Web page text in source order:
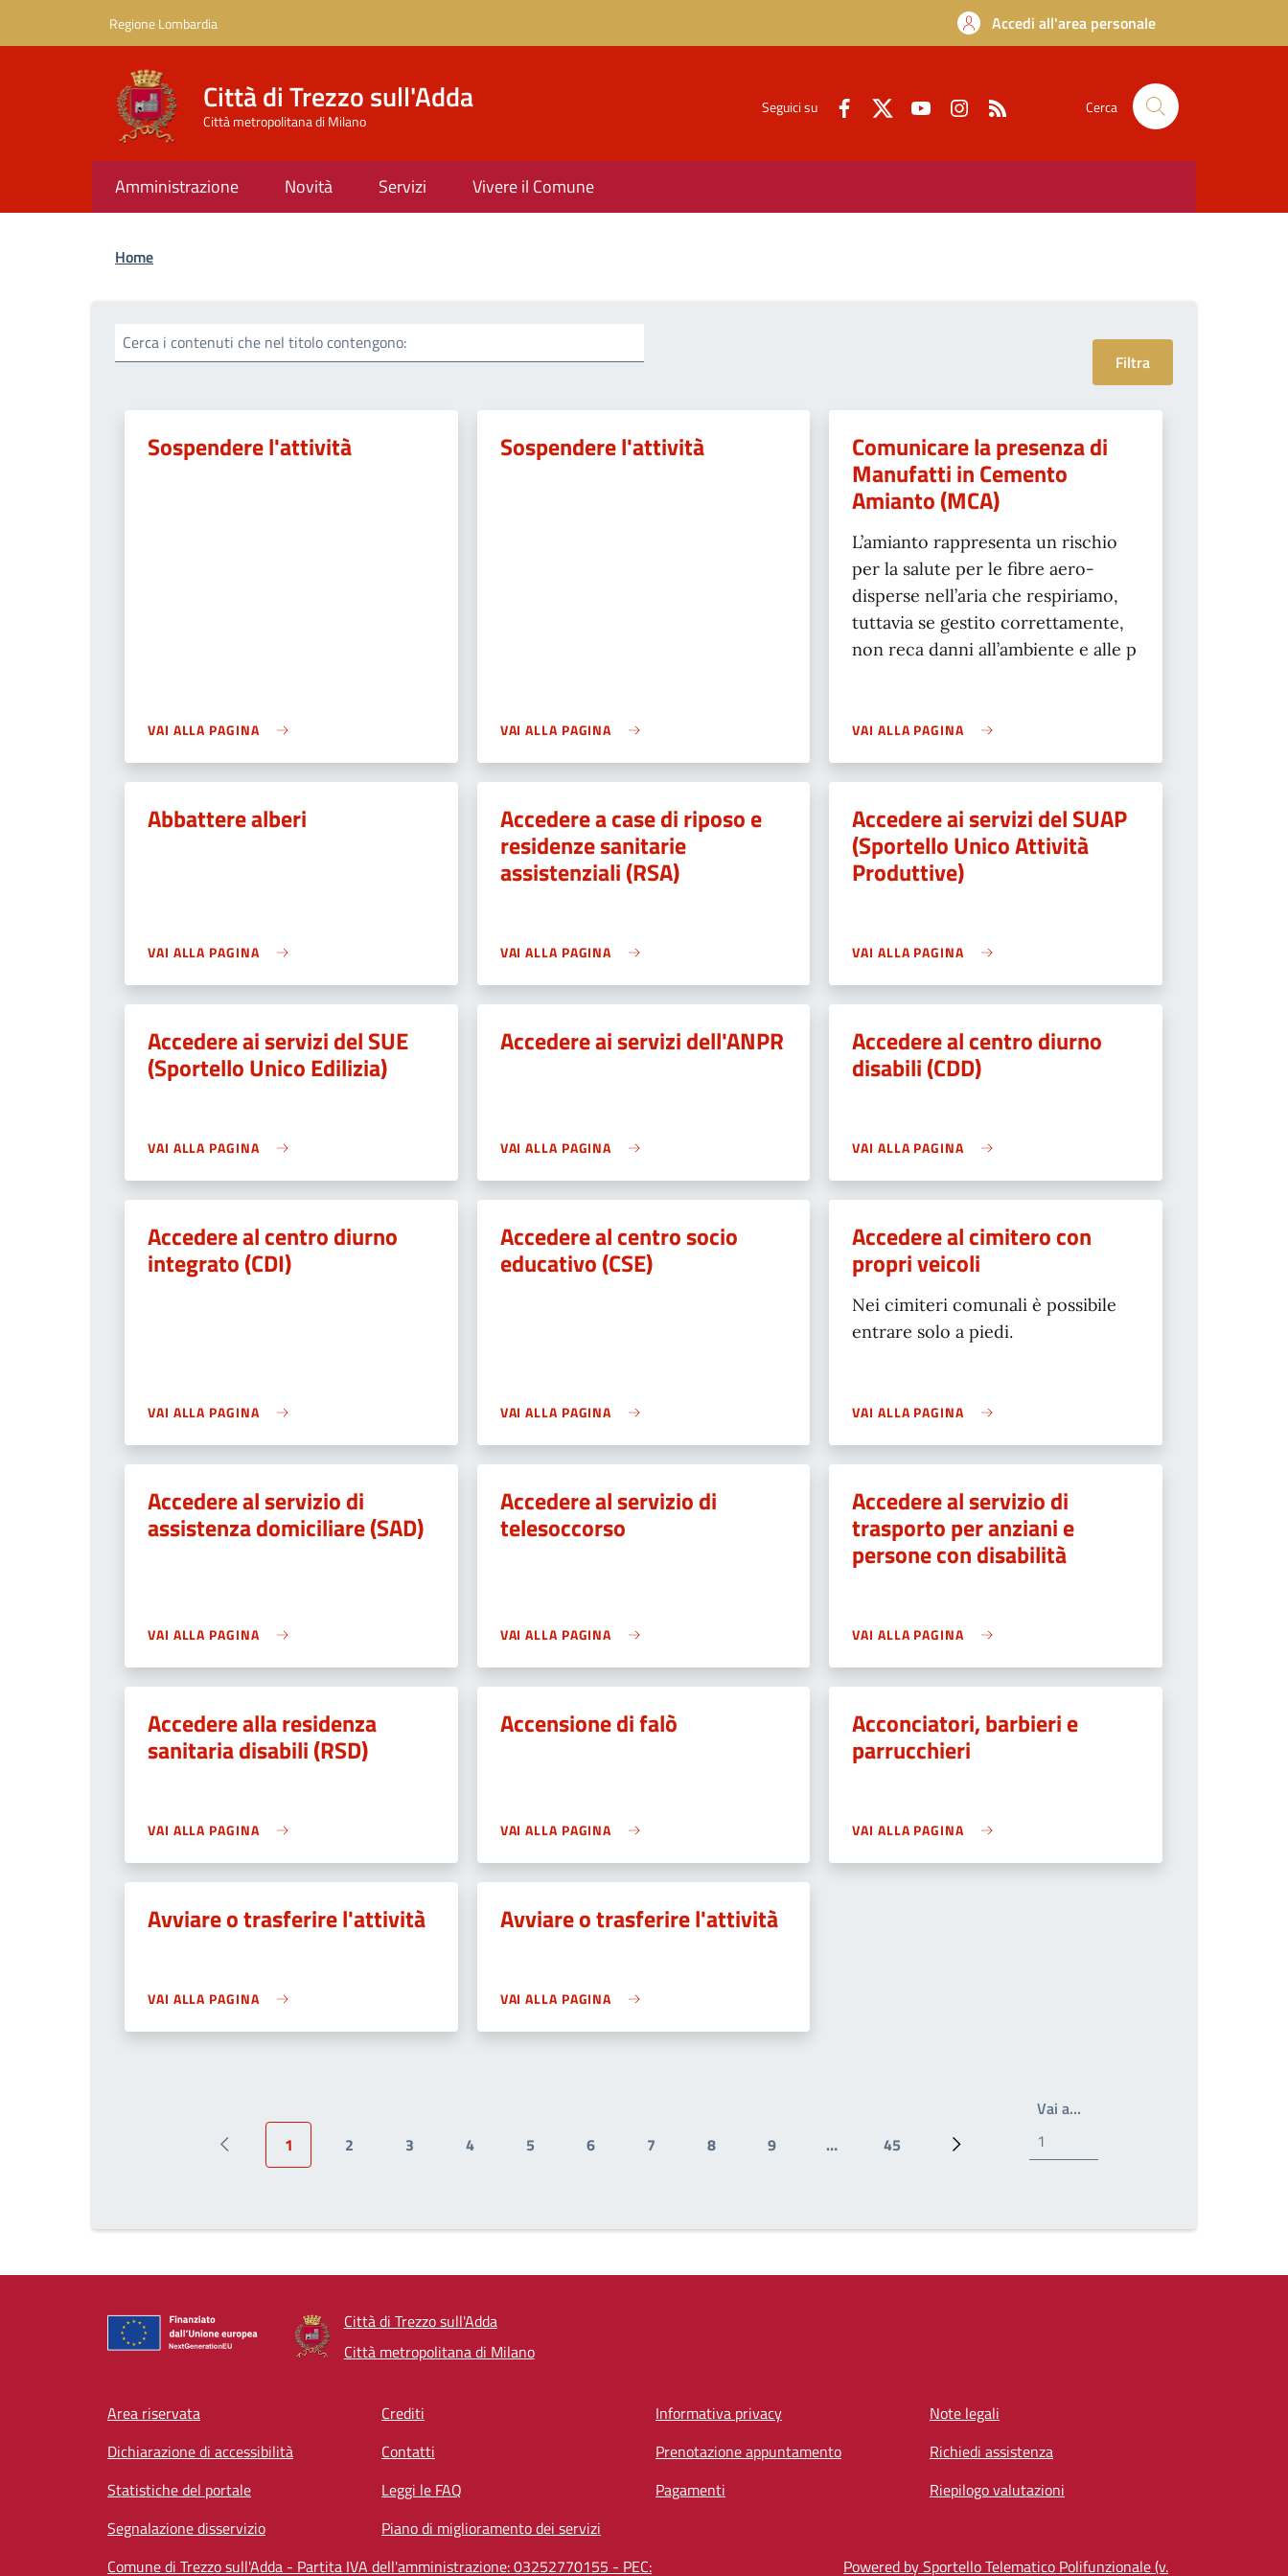
Regione Lombardia Accedi all'area personale
Città di Trezzo sull'Adda
Città metropolitana di Milano
Seguici su Cerca
Amministrazione Novità Servizi Vivere il Comune
Briciole di pane
Home
Cerca i contenuti che nel titolo contengono:
Sospendere l'attività
VAI ALLA PAGINA
Sospendere l'attività
VAI ALLA PAGINA
Comunicare la presenza di
Manufatti in Cemento
Amianto (MCA)
L’amianto rappresenta un rischio
per la salute per le fibre aero-
disperse nell’aria che respiriamo,
tuttavia se gestito correttamente,
non reca danni all’ambiente e alle p
VAI ALLA PAGINA
Abbattere alberi
VAI ALLA PAGINA
Accedere a case di riposo e
residenze sanitarie
assistenziali (RSA)
VAI ALLA PAGINA
Accedere ai servizi del SUAP
(Sportello Unico Attività
Produttive)
VAI ALLA PAGINA
Accedere ai servizi del SUE
(Sportello Unico Edilizia)
VAI ALLA PAGINA
Accedere ai servizi dell'ANPR
VAI ALLA PAGINA
Accedere al centro diurno
disabili (CDD)
VAI ALLA PAGINA
Accedere al centro diurno
integrato (CDI)
VAI ALLA PAGINA
Accedere al centro socio
educativo (CSE)
VAI ALLA PAGINA
Accedere al cimitero con
propri veicoli
Nei cimiteri comunali è possibile
entrare solo a piedi.
VAI ALLA PAGINA
Accedere al servizio di
assistenza domiciliare (SAD)
VAI ALLA PAGINA
Accedere al servizio di
telesoccorso
VAI ALLA PAGINA
Accedere al servizio di
trasporto per anziani e
persone con disabilità
VAI ALLA PAGINA
Accedere alla residenza
sanitaria disabili (RSD)
VAI ALLA PAGINA
Accensione di falò
VAI ALLA PAGINA
Acconciatori, barbieri e
parrucchieri
VAI ALLA PAGINA
Avviare o trasferire l'attività
VAI ALLA PAGINA
Avviare o trasferire l'attività
VAI ALLA PAGINA
Pagina precedente
Pagina attuale
1
Page
2
Page
3
Page
4
Page
5
Page
6
Page
7
Page
8
Page
9 …
Ultima pagina
45
Prossima pagina
Vai a…
Città di Trezzo sull'Adda
Città metropolitana di Milano
Footer menu
Area riservata Crediti Informativa privacy
Note legali
Dichiarazione di accessibilità
Contatti Prenotazione appuntamento
Richiedi assistenza
Statistiche del portale
Leggi le FAQ Pagamenti
Riepilogo valutazioni
Segnalazione disservizio
Piano di miglioramento dei servizi
Comune di Trezzo sull'Adda - Partita IVA dell'amministrazione: 03252770155 - PEC:
Powered by Sportello Telematico Polifunzionale (v.